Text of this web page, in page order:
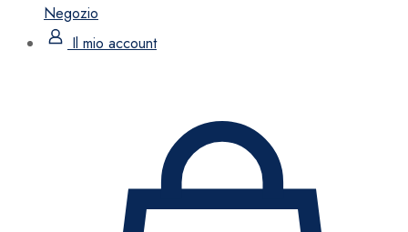
Negozio
Il mio account